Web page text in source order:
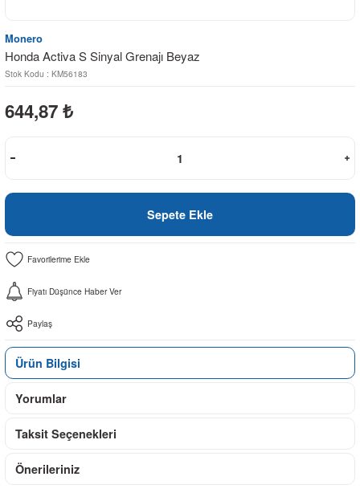
Monero
Honda Activa S Sinyal Grenajı Beyaz
Stok Kodu : KM56183
644,87 ₺
Sepete Ekle
Fiyatı Düşünce Haber Ver
Paylaş
Ürün Bilgisi
Yorumlar
Taksit Seçenekleri
Önerileriniz